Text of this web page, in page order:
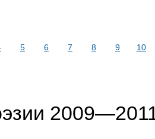
5 6 7 8 9 10